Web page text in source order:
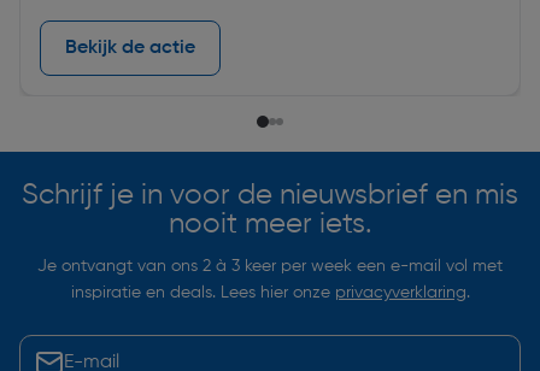
Bekijk de actie
Schrijf je in voor de nieuwsbrief en mis
nooit meer iets.
Je ontvangt van ons 2 à 3 keer per week een e-mail vol met
inspiratie en deals. Lees hier onze privacyverklaring.